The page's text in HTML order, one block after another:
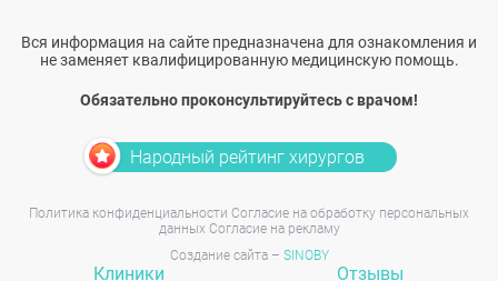
Вся информация на сайте предназначена для ознакомления и
не заменяет квалифицированную медицинскую помощь.
Обязательно проконсультируйтесь с врачом!
Народный рейтинг хирургов
Политика конфиденциальности Согласие на обработку персональных
данных Согласие на рекламу
Создание сайта – SINOBY
Клиники Отзывы